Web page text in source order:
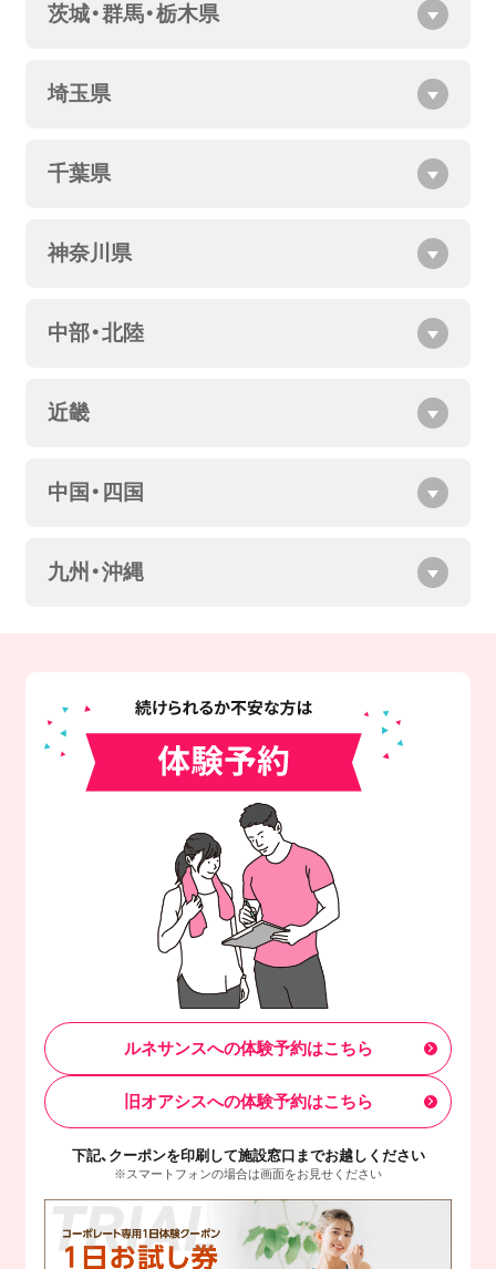
茨城・群馬・栃木県
埼玉県
千葉県
神奈川県
中部・北陸
近畿
中国・四国
九州・沖縄
ルネサンスへの体験予約はこちら
旧オアシスへの体験予約はこちら
下記、クーポンを印刷して施設窓口までお越しください
※スマートフォンの場合は画面をお見せください